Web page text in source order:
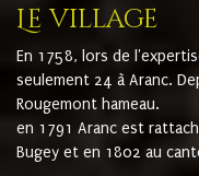
Le village
En 1758, lors de
seulement 24 à Aranc.
Rougemont hameau.
en 1791 Aranc est
Bugey et en 1802 au